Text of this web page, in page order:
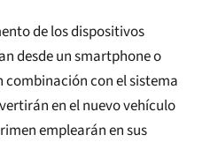
de los dispositivos
desde un smartphone o
combinación con el sistema
en el nuevo vehículo
emplearán en sus